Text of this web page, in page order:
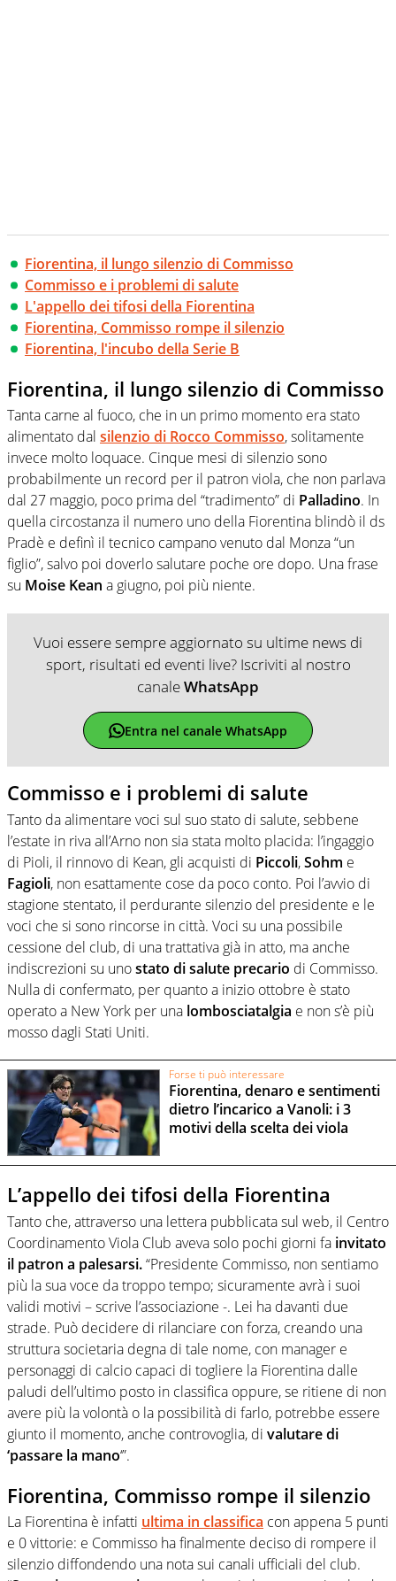
Fiorentina, il lungo silenzio di Commisso
Commisso e i problemi di salute
L'appello dei tifosi della Fiorentina
Fiorentina, Commisso rompe il silenzio
Fiorentina, l'incubo della Serie B
Fiorentina, il lungo silenzio di Commisso
Tanta carne al fuoco, che in un primo momento era stato
alimentato dal silenzio di Rocco Commisso, solitamente
invece molto loquace. Cinque mesi di silenzio sono
probabilmente un record per il patron viola, che non parlava
dal 27 maggio, poco prima del “tradimento” di Palladino. In
quella circostanza il numero uno della Fiorentina blindò il ds
Pradè e definì il tecnico campano venuto dal Monza “un
figlio”, salvo poi doverlo salutare poche ore dopo. Una frase
su Moise Kean a giugno, poi più niente.
Vuoi essere sempre aggiornato su ultime news di
sport, risultati ed eventi live? Iscriviti al nostro
canaleWhatsApp
Entra nel canale WhatsApp
Commisso e i problemi di salute
Tanto da alimentare voci sul suo stato di salute, sebbene
l’estate in riva all’Arno non sia stata molto placida: l’ingaggio
di Pioli, il rinnovo di Kean, gli acquisti di Piccoli,Sohm e
Fagioli, non esattamente cose da poco conto. Poi l’avvio di
stagione stentato, il perdurante silenzio del presidente e le
voci che si sono rincorse in città. Voci su una possibile
cessione del club, di una trattativa già in atto, ma anche
indiscrezioni su unostato di salute precario di Commisso.
Nulla di confermato, per quanto a inizio ottobre è stato
operato a New York per una lombosciatalgia e non s’è più
mosso dagli Stati Uniti.
Forse ti può interessare
Fiorentina, denaro e sentimenti
dietro l’incarico a Vanoli: i 3
motivi della scelta dei viola
L’appello dei tifosi della Fiorentina
Tanto che, attraverso una lettera pubblicata sul web, il Centro
Coordinamento Viola Club aveva solo pochi giorni fa invitato
il patron a palesarsi.“Presidente Commisso, non sentiamo
più la sua voce da troppo tempo; sicuramente avrà i suoi
validi motivi – scrive l’associazione -. Lei ha davanti due
strade. Può decidere di rilanciare con forza, creando una
struttura societaria degna di tale nome, con manager e
personaggi di calcio capaci di togliere la Fiorentina dalle
paludi dell’ultimo posto in classifica oppure, se ritiene di non
avere più la volontà o la possibilità di farlo, potrebbe essere
giunto il momento, anche controvoglia, di valutare di
‘passare la mano‘”.
Fiorentina, Commisso rompe il silenzio
La Fiorentina è infatti ultima in classifica con appena 5 punti
e 0 vittorie: e Commisso ha finalmente deciso di rompere il
silenzio diffondendo una nota sui canali ufficiali del club.